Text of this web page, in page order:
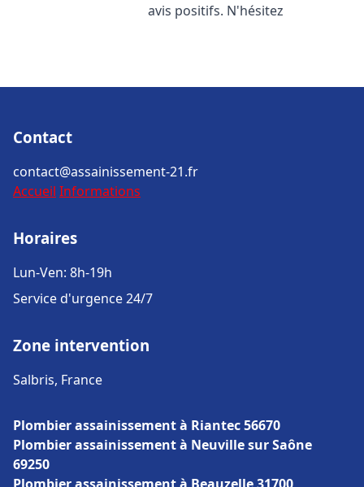
avis positifs. N'hésitez
Contact
contact@assainissement-21.fr
Accueil Informations
Horaires
Lun-Ven: 8h-19h
Service d'urgence 24/7
Zone intervention
Salbris, France
Plombier assainissement à Riantec 56670
Plombier assainissement à Neuville sur Saône
69250